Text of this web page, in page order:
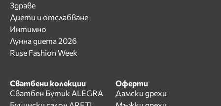
Здраве
Диети и отслабване
Интимно
Лунна диета 2026
Ruse Fashion Week
Сватбени колекции
Сватбен Бутик ALEGRA
Оферти
Дамски дрехи